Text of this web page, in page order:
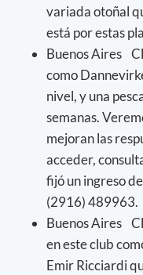
variada otoñal
está por estas
Buenos Aires
como
nivel, y una
semanas.
mejoran las
acceder,
fijó un ingreso
(2916) 489963.
Buenos Aires
en este club
Emir Ricciardi